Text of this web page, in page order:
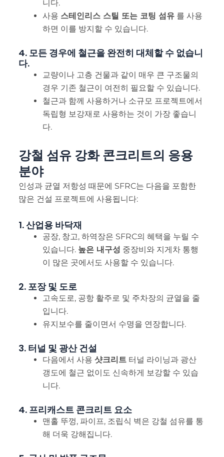
니다.
사용 스테인리스 스틸 또는 코팅 섬유를 사용
하면 이를 방지할 수 있습니다.
4. 모든 경우에 철근을 완전히 대체할 수 없습니
다.
교량이나 고층 건물과 같이 매우 큰 구조물의
경우 기존 철근이 여전히 필요할 수 있습니다.
철근과 함께 사용하거나 소규모 프로젝트에서
독립형 보강재로 사용하는 것이 가장 좋습니
다.
강철 섬유 강화 콘크리트의 응용
분야
인성과 균열 저항성 때문에 SFRC는 다음을 포함한
많은 건설 프로젝트에 사용됩니다:
1. 산업용 바닥재
공장, 창고, 하역장은 SFRC의 혜택을 누릴 수
있습니다. 높은 내구성 중장비와 지게차 통행
이 많은 곳에서도 사용할 수 있습니다.
2. 포장 및 도로
고속도로, 공항 활주로 및 주차장의 균열을 줄
입니다.
유지보수를 줄이면서 수명을 연장합니다.
3. 터널 및 광산 건설
다음에서 사용 샷크리트터널 라이닝과 광산
갱도에 철근 없이도 신속하게 보강할 수 있습
니다.
4. 프리캐스트 콘크리트 요소
맨홀 뚜껑, 파이프, 조립식 벽은 강철 섬유를 통
해 더욱 강해집니다.